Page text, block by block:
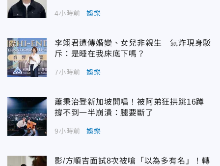
4小時前 娛樂
李翊君遭傳婚變、女兒非親生 氣炸現身駁
斥：是睡在我床底下嗎？
7小時前 娛樂
蕭秉治登新加坡開唱！被阿弟狂拱跳16蹲
撐不到一半崩潰：腿要斷了
9小時前 娛樂
影/方順吉面試8次被嗆「以為多有名」！轉